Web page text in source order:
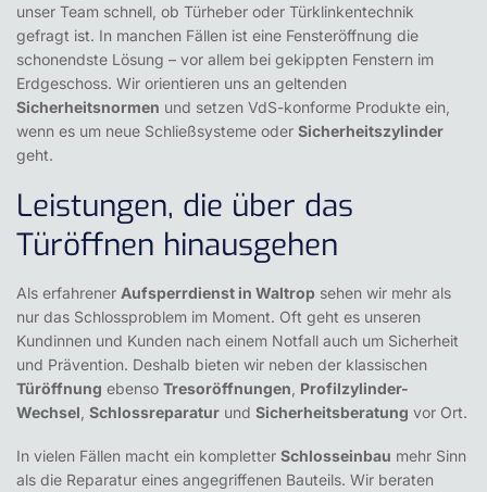
unser Team schnell, ob Türheber oder Türklinkentechnik
gefragt ist. In manchen Fällen ist eine Fensteröffnung die
schonendste Lösung – vor allem bei gekippten Fenstern im
Erdgeschoss. Wir orientieren uns an geltenden
Sicherheitsnormen und setzen VdS-konforme Produkte ein,
wenn es um neue Schließsysteme oder Sicherheitszylinder
geht.
Leistungen, die über das
Türöffnen hinausgehen
Als erfahrener Aufsperrdienst in Waltrop sehen wir mehr als
nur das Schlossproblem im Moment. Oft geht es unseren
Kundinnen und Kunden nach einem Notfall auch um Sicherheit
und Prävention. Deshalb bieten wir neben der klassischen
Türöffnung ebenso Tresoröffnungen Profilzylinder-
Wechsel Schlossreparatur und Sicherheitsberatung vor Ort.
In vielen Fällen macht ein kompletter Schlosseinbau mehr Sinn
als die Reparatur eines angegriffenen Bauteils. Wir beraten